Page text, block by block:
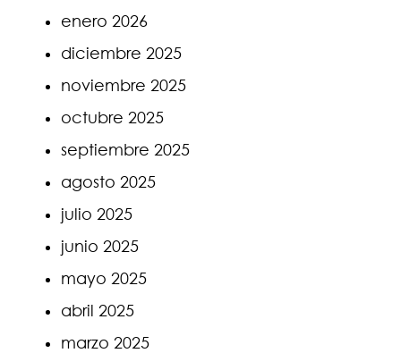
enero 2026
diciembre 2025
noviembre 2025
octubre 2025
septiembre 2025
agosto 2025
julio 2025
junio 2025
mayo 2025
abril 2025
marzo 2025